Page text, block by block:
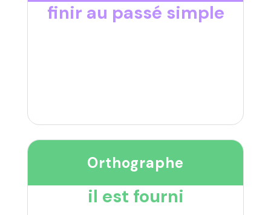
finir au passé simple
Orthographe
il est fourni